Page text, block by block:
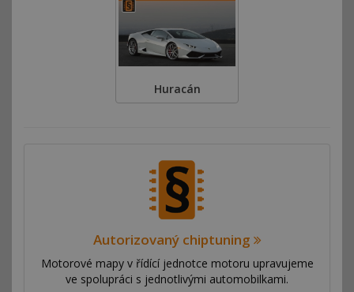
Huracán
Autorizovaný chiptuning
Motorové mapy v řídící jednotce motoru upravujeme
ve spolupráci s jednotlivými automobilkami.